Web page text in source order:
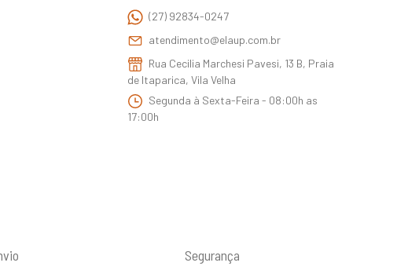
(27) 92834-0247
atendimento@elaup.com.br
Rua Cecilia Marchesi Pavesi, 13 B, Praia
de Itaparica, Vila Velha
Segunda à Sexta-Feira - 08:00h as
17:00h
Segurança